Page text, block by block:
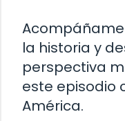
la historia y
perspectiva
este episodio
América.